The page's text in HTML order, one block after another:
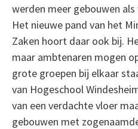
werden meer gebouwen
Het nieuwe pand van het
Zaken hoort daar ook bij.
maar ambtenaren mogen
grote groepen bij elkaar
van Hogeschool
van een verdachte vloer
gebouwen met